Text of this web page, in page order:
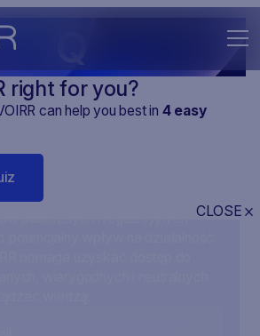
right for you?
can help you best in 4easy
CLOSE
dla Firm
publicznych i regulacyjnych